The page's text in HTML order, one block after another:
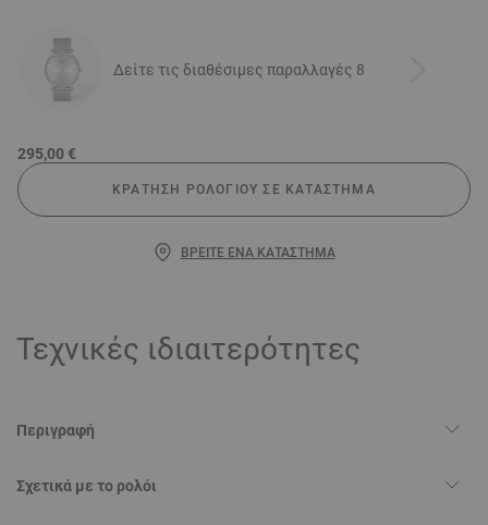
Δείτε τις διαθέσιμες παραλλαγές 8
295,00 €
ΚΡΆΤΗΣΗ ΡΟΛΟΓΙΟΎ ΣΕ ΚΑΤΆΣΤΗΜΑ
ΒΡΕΊΤΕ ΈΝΑ ΚΑΤΆΣΤΗΜΑ
Τεχνικές ιδιαιτερότητες
Περιγραφή
Σχετικά με το ρολόι